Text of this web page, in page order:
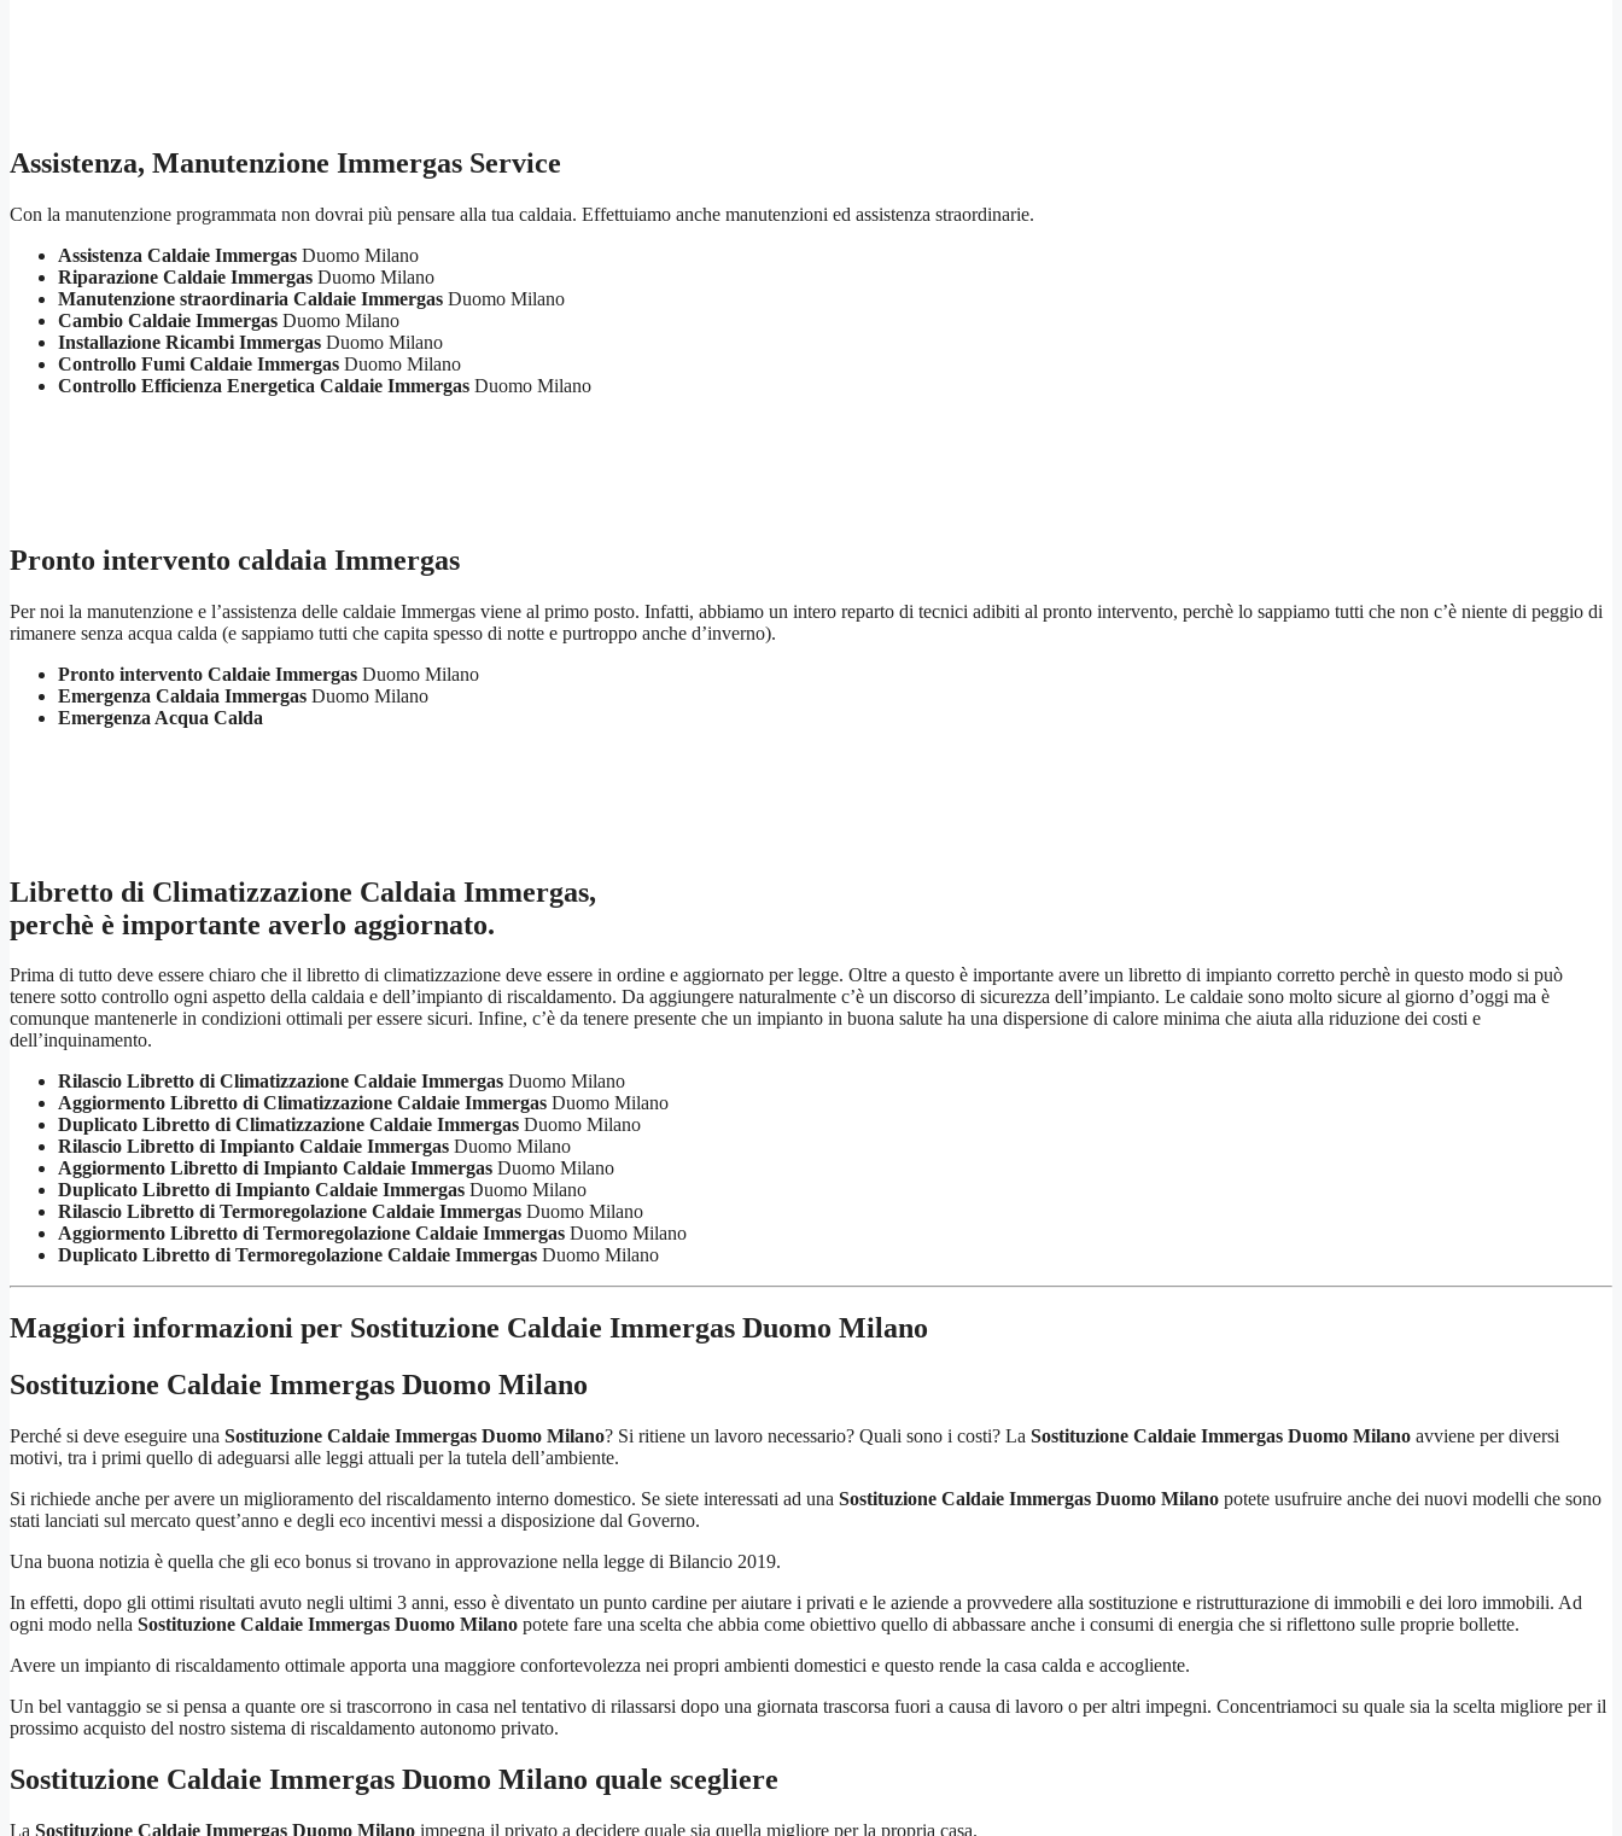
Assistenza, Manutenzione Immergas Service
Con la manutenzione programmata non dovrai più pensare alla tua caldaia. Effettuiamo anche manutenzioni ed assistenza straordinarie.
Assistenza Caldaie Immergas Duomo Milano
Riparazione Caldaie Immergas Duomo Milano
Manutenzione straordinaria Caldaie Immergas Duomo Milano
Cambio Caldaie Immergas Duomo Milano
Installazione Ricambi Immergas Duomo Milano
Controllo Fumi Caldaie Immergas Duomo Milano
Controllo Efficienza Energetica Caldaie Immergas Duomo Milano
Pronto intervento caldaia Immergas
Per noi la manutenzione e l’assistenza delle caldaie Immergas viene al primo posto. Infatti, abbiamo un intero reparto di tecnici adibiti al pronto intervento, perchè lo sappiamo tutti che non c’è niente di peggio di
rimanere senza acqua calda (e sappiamo tutti che capita spesso di notte e purtroppo anche d’inverno).
Pronto intervento Caldaie Immergas Duomo Milano
Emergenza Caldaia Immergas Duomo Milano
Emergenza Acqua Calda
Libretto di Climatizzazione Caldaia Immergas,
perchè è importante averlo aggiornato.
Prima di tutto deve essere chiaro che il libretto di climatizzazione deve essere in ordine e aggiornato per legge. Oltre a questo è importante avere un libretto di impianto corretto perchè in questo modo si può
tenere sotto controllo ogni aspetto della caldaia e dell’impianto di riscaldamento. Da aggiungere naturalmente c’è un discorso di sicurezza dell’impianto. Le caldaie sono molto sicure al giorno d’oggi ma è
comunque mantenerle in condizioni ottimali per essere sicuri. Infine, c’è da tenere presente che un impianto in buona salute ha una dispersione di calore minima che aiuta alla riduzione dei costi e
dell’inquinamento.
Rilascio Libretto di Climatizzazione Caldaie Immergas Duomo Milano
Aggiormento Libretto di Climatizzazione Caldaie Immergas Duomo Milano
Duplicato Libretto di Climatizzazione Caldaie Immergas Duomo Milano
Rilascio Libretto di Impianto Caldaie Immergas Duomo Milano
Aggiormento Libretto di Impianto Caldaie Immergas Duomo Milano
Duplicato Libretto di Impianto Caldaie Immergas Duomo Milano
Rilascio Libretto di Termoregolazione Caldaie Immergas Duomo Milano
Aggiormento Libretto di Termoregolazione Caldaie Immergas Duomo Milano
Duplicato Libretto di Termoregolazione Caldaie Immergas Duomo Milano
Maggiori informazioni per Sostituzione Caldaie Immergas Duomo Milano
Sostituzione Caldaie Immergas Duomo Milano
Perché si deve eseguire una Sostituzione Caldaie Immergas Duomo Milano? Si ritiene un lavoro necessario? Quali sono i costi? La Sostituzione Caldaie Immergas Duomo Milano avviene per diversi
motivi, tra i primi quello di adeguarsi alle leggi attuali per la tutela dell’ambiente.
Si richiede anche per avere un miglioramento del riscaldamento interno domestico. Se siete interessati ad una Sostituzione Caldaie Immergas Duomo Milano potete usufruire anche dei nuovi modelli che sono
stati lanciati sul mercato quest’anno e degli eco incentivi messi a disposizione dal Governo.
Una buona notizia è quella che gli eco bonus si trovano in approvazione nella legge di Bilancio 2019.
In effetti, dopo gli ottimi risultati avuto negli ultimi 3 anni, esso è diventato un punto cardine per aiutare i privati e le aziende a provvedere alla sostituzione e ristrutturazione di immobili e dei loro immobili. Ad
ogni modo nella Sostituzione Caldaie Immergas Duomo Milano potete fare una scelta che abbia come obiettivo quello di abbassare anche i consumi di energia che si riflettono sulle proprie bollette.
Avere un impianto di riscaldamento ottimale apporta una maggiore confortevolezza nei propri ambienti domestici e questo rende la casa calda e accogliente.
Un bel vantaggio se si pensa a quante ore si trascorrono in casa nel tentativo di rilassarsi dopo una giornata trascorsa fuori a causa di lavoro o per altri impegni. Concentriamoci su quale sia la scelta migliore per il
prossimo acquisto del nostro sistema di riscaldamento autonomo privato.
Sostituzione Caldaie Immergas Duomo Milano quale scegliere
La Sostituzione Caldaie Immergas Duomo Milano impegna il privato a decidere quale sia quella migliore per la propria casa.